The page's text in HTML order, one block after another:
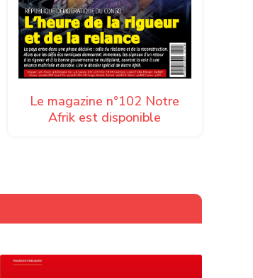
Le magazine n°102 Notre
Afrik est disponible